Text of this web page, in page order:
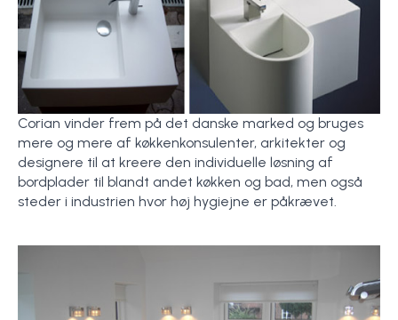
Corian vinder frem på det danske marked og bruges
mere og mere af køkkenkonsulenter, arkitekter og
designere til at kreere den individuelle løsning af
bordplader til blandt andet køkken og bad, men også
steder i industrien hvor høj hygiejne er påkrævet.